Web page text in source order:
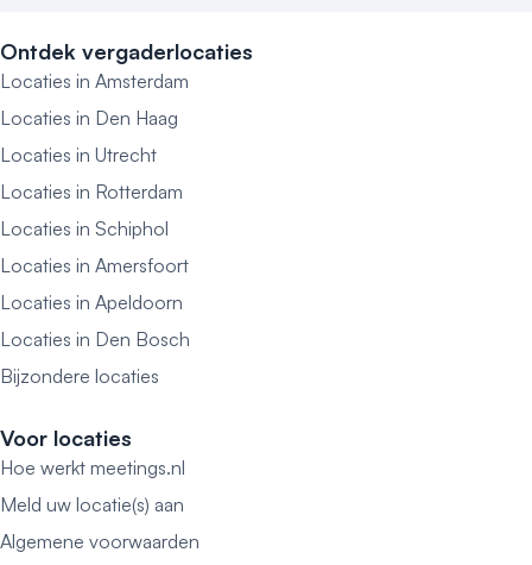
Ontdek vergaderlocaties
Locaties in Amsterdam
Locaties in Den Haag
Locaties in Utrecht
Locaties in Rotterdam
Locaties in Schiphol
Locaties in Amersfoort
Locaties in Apeldoorn
Locaties in Den Bosch
Bijzondere locaties
Voor locaties
Hoe werkt meetings.nl
Meld uw locatie(s) aan
Algemene voorwaarden